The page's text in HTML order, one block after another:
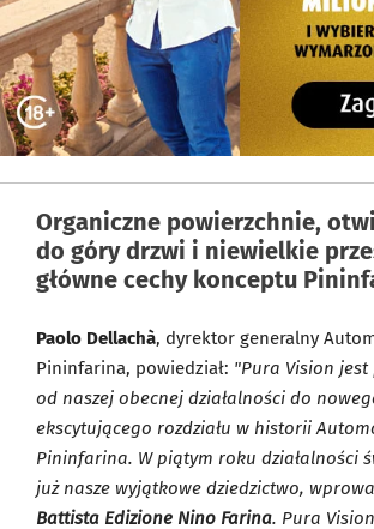
Organiczne powierzchnie,
do góry drzwi i niewielkie
główne cechy konceptu
Paolo Dellachà, dyrektor generalny
Pininfarina, powiedział: "Pura Vision jest
od naszej obecnej działalności do
ekscytującego rozdziału w historii
Pininfarina. W piątym roku działalności
już nasze wyjątkowe dziedzictwo,
Battista Edizione Nino Farina. Pura